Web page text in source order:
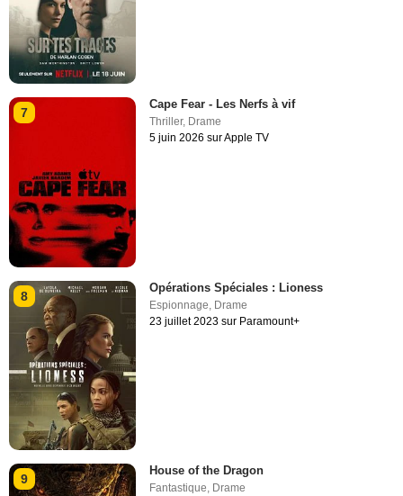
7
Cape Fear - Les Nerfs à vif
Thriller, Drame
5 juin 2026 sur Apple TV
8
Opérations Spéciales : Lioness
Espionnage Drame
23 juillet 2023 sur Paramount+
9
House of the Dragon
Fantastique, Drame